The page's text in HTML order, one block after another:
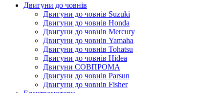
Двигуни до човнів
Двигуни до човнів Suzuki
Двигуни до човнів Honda
Двигуни до човнів Mercury
Двигуни до човнів Yamaha
Двигуни до човнів Tohatsu
Двигуни до човнів Hidea
Двигуни СОВПРОМА
Двигуни до човнів Parsun
Двигуни до човнів Fisher